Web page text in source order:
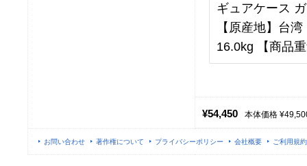
ギュアケース
【原産地】台
16.0kg 【商品
¥54,450 本体価格
お問い合わせ 著作権について プライバシーポリシー 会社概要 ご利用規約